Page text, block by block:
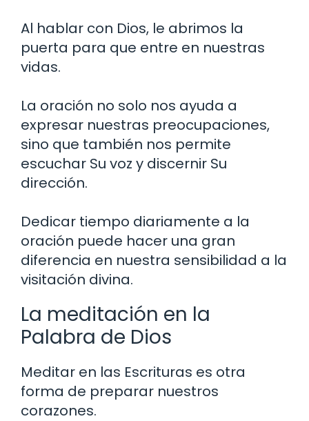
Al hablar con Dios, le abrimos la
puerta para que entre en nuestras
vidas.
La oración no solo nos ayuda a
expresar nuestras preocupaciones,
sino que también nos permite
escuchar Su voz y discernir Su
dirección.
Dedicar tiempo diariamente a la
oración puede hacer una gran
diferencia en nuestra sensibilidad a la
visitación divina.
La meditación en la
Palabra de Dios
Meditar en las Escrituras es otra
forma de preparar nuestros
corazones.